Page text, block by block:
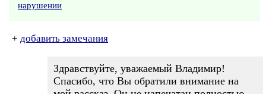
нарушении
+ добавить замечания
Здравствуйте, уважаемый Владимир!
Спасибо, что Вы обратили внимание на